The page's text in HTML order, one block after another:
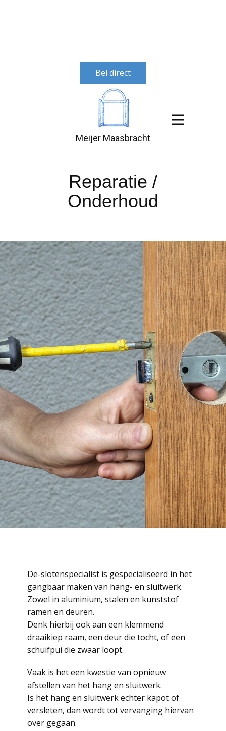
Bel direct
Meijer Maasbracht
Reparatie /
Onderhoud
De-slotenspecialist is gespecialiseerd in het
gangbaar maken van hang- en sluitwerk.
Zowel in aluminium, stalen en kunststof
ramen en deuren.
Denk hierbij ook aan een klemmend
draaikiep raam, een deur die tocht, of een
schuifpui die zwaar loopt.
Vaak is het een kwestie van opnieuw
afstellen van het hang en sluitwerk.
Is het hang en sluitwerk echter kapot of
versleten, dan wordt tot vervanging hiervan
over gegaan.